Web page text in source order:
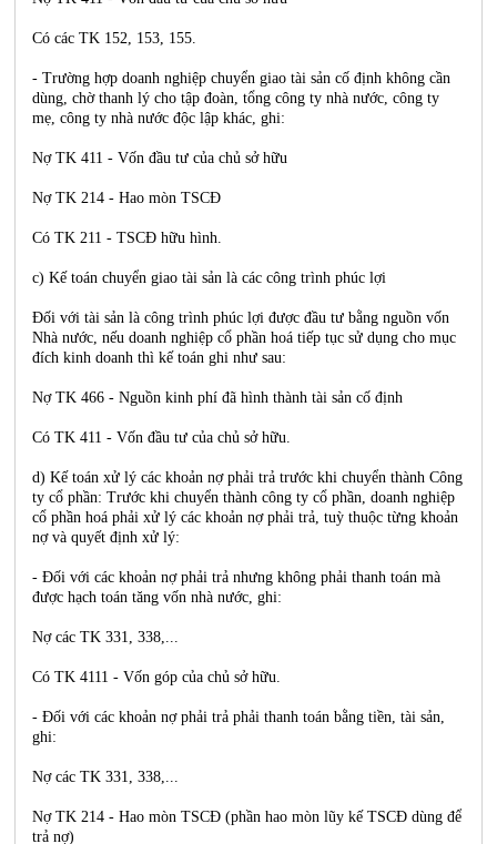
Có các TK 152, 153, 155.
- Trường hợp doanh nghiệp chuyển giao tài sản cố định không cần
dùng, chờ thanh lý cho tập đoàn, tổng công ty nhà nước, công ty
mẹ, công ty nhà nước độc lập khác, ghi:
Nợ TK 411 - Vốn đầu tư của chủ sở hữu
Nợ TK 214 - Hao mòn TSCĐ
Có TK 211 - TSCĐ hữu hình.
c) Kế toán chuyển giao tài sản là các công trình phúc lợi
Đối với tài sản là công trình phúc lợi được đầu tư bằng nguồn vốn
Nhà nước, nếu doanh nghiệp cổ phần hoá tiếp tục sử dụng cho mục
đích kinh doanh thì kế toán ghi như sau:
Nợ TK 466 - Nguồn kinh phí đã hình thành tài sản cố định
Có TK 411 - Vốn đầu tư của chủ sở hữu.
d) Kế toán xử lý các khoản nợ phải trả trước khi chuyển thành Công
ty cổ phần: Trước khi chuyển thành công ty cổ phần, doanh nghiệp
cổ phần hoá phải xử lý các khoản nợ phải trả, tuỳ thuộc từng khoản
nợ và quyết định xử lý:
- Đối với các khoản nợ phải trả nhưng không phải thanh toán mà
được hạch toán tăng vốn nhà nước, ghi:
Nợ các TK 331, 338,...
Có TK 4111 - Vốn góp của chủ sở hữu.
- Đối với các khoản nợ phải trả phải thanh toán bằng tiền, tài sản,
ghi:
Nợ các TK 331, 338,...
Nợ TK 214 - Hao mòn TSCĐ (phần hao mòn lũy kế TSCĐ dùng để
trả nợ)